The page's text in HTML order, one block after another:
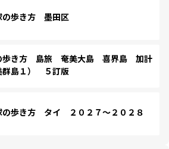
歩き方 墨田区
歩き方 島旅 奄美大島 喜界島 加計
群島１） ５訂版
歩き方 タイ ２０２７～２０２８